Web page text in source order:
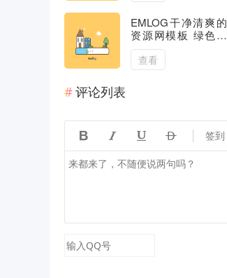
EMLOG干净清爽的
资源网模板 绿色仿
小刀老款模板
查看
评论列表
    签到